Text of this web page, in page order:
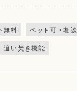
無料 ペット可・相談
追い焚き機能